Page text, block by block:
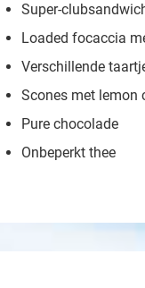
Super-
Loaded focaccia
Verschillende
Scones met lemon
Pure chocolade
Onbeperkt thee